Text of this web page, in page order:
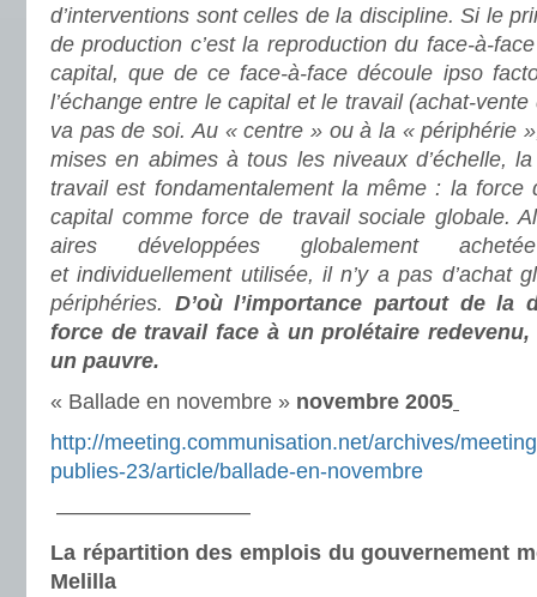
d’interventions sont celles de la discipline. Si le
de production c’est la reproduction du face-à-
capital, que de ce face-à-face découle ipso
l’échange entre le capital et le travail (achat-
va pas de soi. Au « centre » ou à la « périphérie
mises en abimes à tous les niveaux d’échelle,
travail est fondamentalement la même : la force
capital comme force de travail sociale globale.
aires développées globalement
et individuellement utilisée, il n’y a pas d’achat
périphéries. D’où l’importance partout de la
force de travail face à un prolétaire
un pauvre.
« Ballade en novembre » novembre 2005
http://meeting.communisation.net/archives/
publies-23/article/ballade-en-novembre
—————————
La répartition des emplois du gouvernement
Melilla